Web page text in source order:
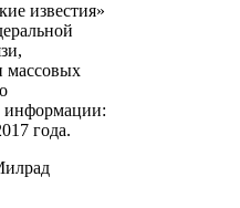
известия»
массовых
информации:
года.